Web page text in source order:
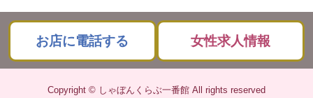
お店に電話する 女性求人情報
Copyright © しゃぼんくらぶ一番館 All rights reserved